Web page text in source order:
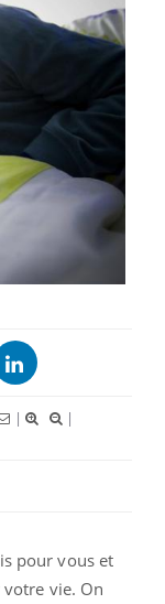
|
|
pour vous et
vie. On